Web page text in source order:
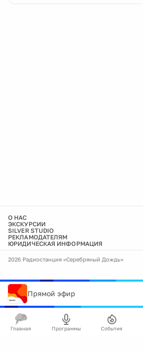
О НАС
ЭКСКУРСИИ
SILVER STUDIO
РЕКЛАМОДАТЕЛЯМ
ЮРИДИЧЕСКАЯ ИНФОРМАЦИЯ
2026 Радиостанция «Серебряный Дождь»
Прямой эфир
Главная Программы События